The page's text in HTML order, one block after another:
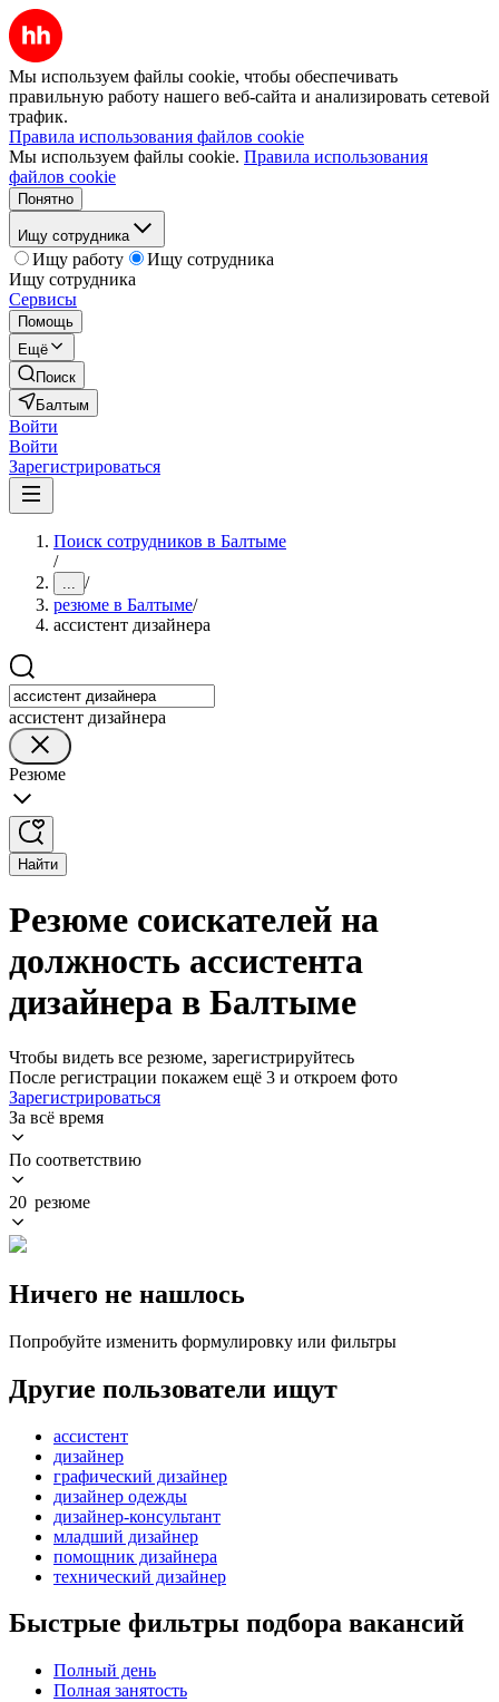
Мы используем файлы cookie, чтобы обеспечивать
правильную работу нашего веб-сайта и анализировать сетевой
трафик.
Правила использования файлов cookie
Мы используем файлы cookie. Правила использования
файлов cookie
Понятно
Ищу сотрудника
Ищу работу
Ищу сотрудника
Ищу сотрудника
Сервисы
Помощь
Ещё
Поиск
Балтым
Войти
Войти
Зарегистрироваться
Поиск сотрудников в Балтыме
/
... /
резюме в Балтыме/
ассистент дизайнера
ассистент дизайнера
Резюме
Найти
Резюме соискателей на
должность ассистента
дизайнера в Балтыме
Чтобы видеть все резюме, зарегистрируйтесь
После регистрации покажем ещё 3 и откроем фото
Зарегистрироваться
За всё время
По соответствию
20 резюме
Ничего не нашлось
Попробуйте изменить формулировку или фильтры
Другие пользователи ищут
ассистент
дизайнер
графический дизайнер
дизайнер одежды
дизайнер-консультант
младший дизайнер
помощник дизайнера
технический дизайнер
Быстрые фильтры подбора вакансий
Полный день
Полная занятость